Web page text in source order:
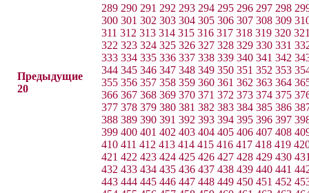
Предыдущие
20
289 290 291 292 293 294 295 296 297 298
300 301 302 303 304 305 306 307 308 309
311 312 313 314 315 316 317 318 319 320
322 323 324 325 326 327 328 329 330 331
333 334 335 336 337 338 339 340 341 342
344 345 346 347 348 349 350 351 352 353
355 356 357 358 359 360 361 362 363 364
366 367 368 369 370 371 372 373 374 375
377 378 379 380 381 382 383 384 385 386
388 389 390 391 392 393 394 395 396 397
399 400 401 402 403 404 405 406 407 408
410 411 412 413 414 415 416 417 418 419
421 422 423 424 425 426 427 428 429 430
432 433 434 435 436 437 438 439 440 441
443 444 445 446 447 448 449 450 451 452